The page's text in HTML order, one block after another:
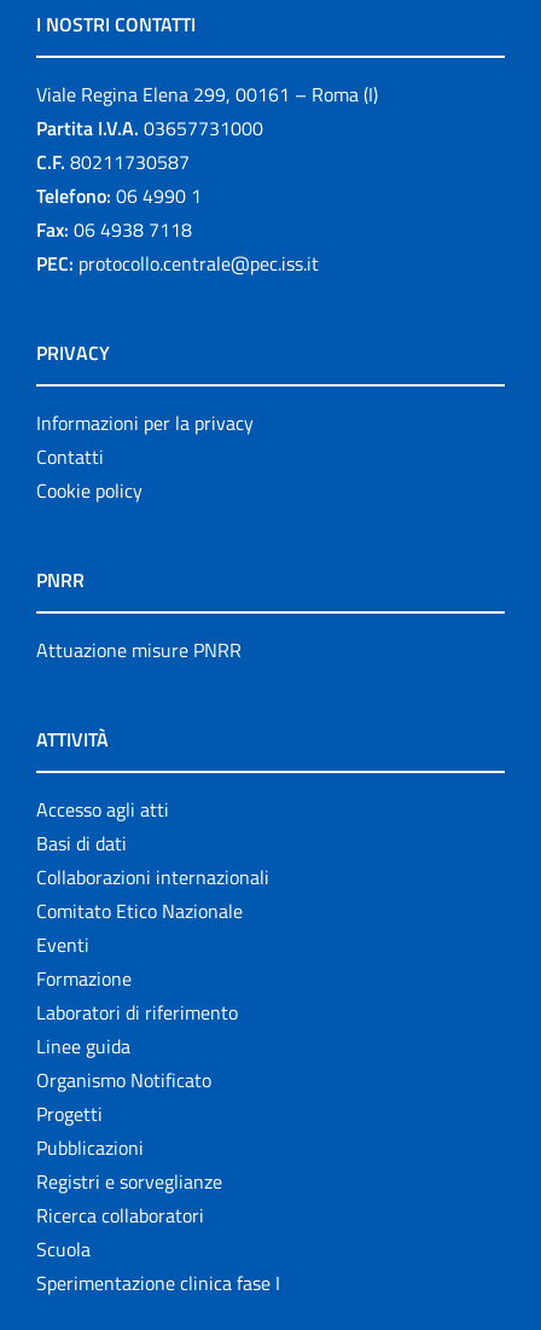
I NOSTRI CONTATTI
Viale Regina Elena 299, 00161 – Roma (I)
Partita I.V.A. 03657731000
C.F. 80211730587
Telefono: 06 4990 1
Fax: 06 4938 7118
PEC: protocollo.centrale@pec.iss.it
PRIVACY
Informazioni per la privacy
Contatti
Cookie policy
PNRR
Attuazione misure PNRR
ATTIVITÀ
Accesso agli atti
Basi di dati
Collaborazioni internazionali
Comitato Etico Nazionale
Eventi
Formazione
Laboratori di riferimento
Linee guida
Organismo Notificato
Progetti
Pubblicazioni
Registri e sorveglianze
Ricerca collaboratori
Scuola
Sperimentazione clinica fase I